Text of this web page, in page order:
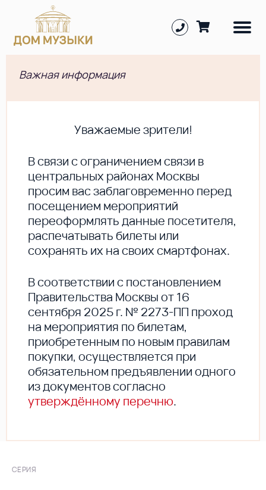
Важная информация
Уважаемые зрители!
В cвязи с ограничением связи в
центральных районах Москвы
просим вас заблаговременно перед
посещением мероприятий
переоформлять данные посетителя,
распечатывать билеты или
сохранять их на своих смартфонах.
В соответствии с постановлением
Правительства Москвы от 16
сентября 2025 г. № 2273-ПП проход
на мероприятия по билетам,
приобретенным по новым правилам
покупки, осуществляется при
обязательном предъявлении одного
из документов согласно
утверждённому перечню.
СЕРИЯ